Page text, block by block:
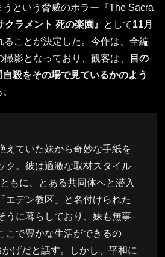
という脅威のホラー『The Sacra
クラメント 死の楽園』 として11月
ることが決定した。今作は、全編
影となっており、観客は、
目の
殺をその場で見ているかのよう
えていた妹から奇妙な手紙を
ク。彼は過激な取材スタイル
もに、とある共同体へと潜入
エデン教区」と名付けられた
うに暮らしており、妹も無事
こで豊かな生活ができるの
かげだと話す。しかし、平和に